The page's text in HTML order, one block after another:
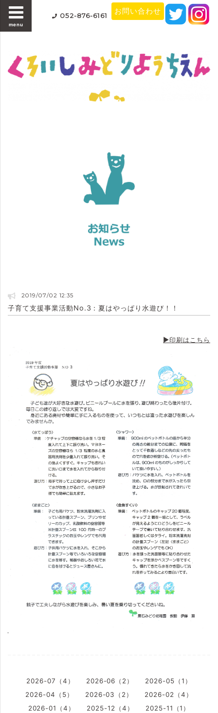
menu
052-876-6161 お問い合わせ
2019/07/02 12:35
子育て支援事業活動No.3：夏はやっぱり水遊び！！
▶印刷はこちら
2026-07（4） 2026-06（2）
2026-05（1）
2026-04（5）
2026-03（2）
2026-02（4）
2026-01（4）
2025-12（4）
2025-11（1）